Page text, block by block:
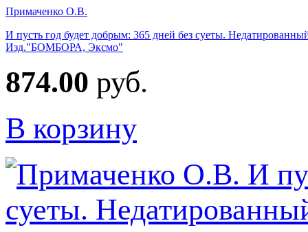
Примаченко О.В.
И пусть год будет добрым: 365 дней без суеты.
Изд."БОМБОРА, Эксмо"
874.00 руб.
В корзину